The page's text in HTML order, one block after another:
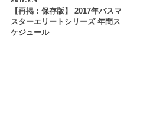
【再掲：保存版】 2017年バスマ
スターエリートシリーズ 年間ス
ケジュール